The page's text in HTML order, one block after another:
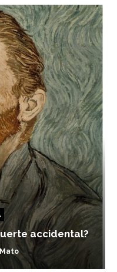
accidental?